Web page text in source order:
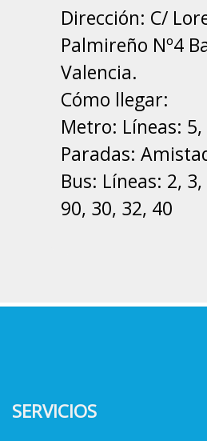
Dirección: C/
Palmireño Nº4
Valencia.
Cómo llegar:
Metro: Líneas:
Paradas:
Bus: Líneas: 2,
90, 30, 32, 40
SERVICIOS